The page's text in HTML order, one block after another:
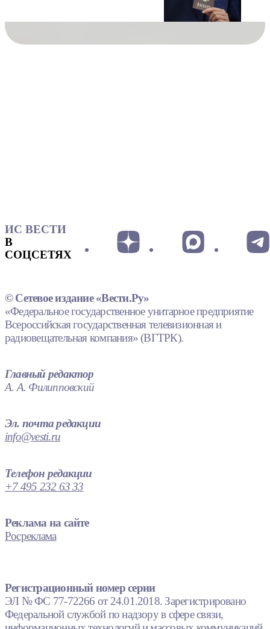
ИС ВЕСТИ
В
СОЦСЕТЯХ
© Сетевое издание «Вести.Ру»
«Федеральное государственное унитарное предприятие
Всероссийская государственная телевизионная и
радиовещательная компания» (ВГТРК).
Главный редактор
А. А. Филипповский
Эл. почта редакции
info@vesti.ru
Телефон редакции
+7 495 232 63 33
Реклама на сайте
Росреклама
Регистрационный номер серии
ЭЛ № ФС 77-72266 от 24.01.2018. Зарегистрировано
Федеральной службой по надзору в сфере связи,